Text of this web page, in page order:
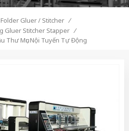
Folder Gluer / Stitcher /
Gluer Stitcher Stapper /
Thư Mục Nội Tuyến Tự Động